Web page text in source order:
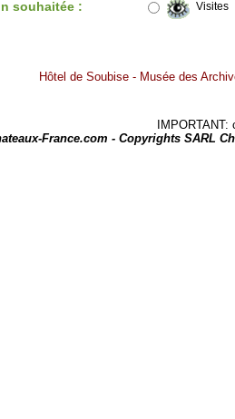
souhaitée : Visites
Hôtel de Soubise - Musée des
IMPORTANT:
France.com - Copyrights SARL